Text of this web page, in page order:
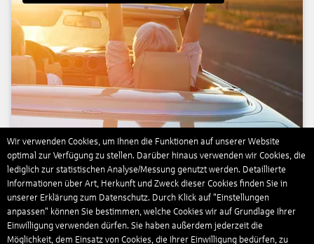
Jetzt buchen
Flüge weltweit
Wir verwenden Cookies, um Ihnen die Funktionen auf unserer Website
optimal zur Verfügung zu stellen. Darüber hinaus verwenden wir Cookies, die
lediglich zur statistischen Analyse/Messung genutzt werden. Detaillierte
Informationen über Art, Herkunft und Zweck dieser Cookies finden Sie in
unserer Erklärung zum Datenschutz. Durch Klick auf "Einstellungen
anpassen" können Sie bestimmen, welche Cookies wir auf Grundlage Ihrer
Einwilligung verwenden dürfen. Sie haben außerdem jederzeit die
Möglichkeit, dem Einsatz von Cookies, die Ihrer Einwilligung bedürfen, zu